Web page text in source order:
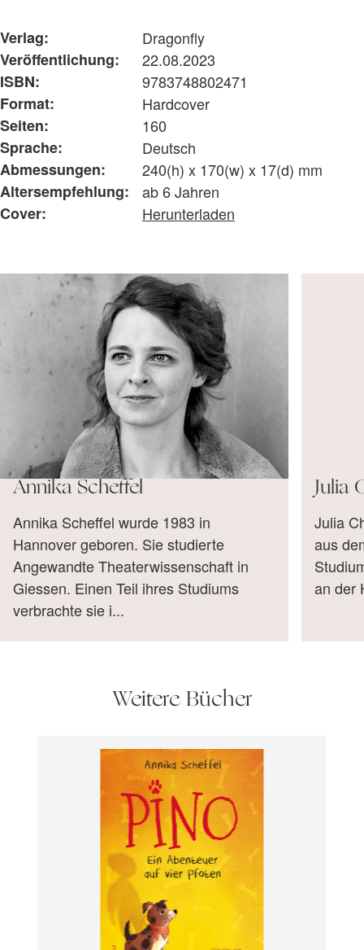
Verlag:
Dragonfly
Veröffentlichung:
22.08.2023
ISBN:
9783748802471
Format:
Hardcover
Seiten:
160
Sprache:
Deutsch
Abmessungen:
240(h) x 170(w) x 17(d) mm
Altersempfehlung:
ab 6 Jahren
Cover:
Herunterladen
Annika Scheffel
Annika Scheffel wurde 1983 in
Hannover geboren. Sie studierte
Angewandte Theaterwissenschaft in
Giessen. Einen Teil ihres Studiums
verbrachte sie i...
Julia
Julia
aus
an der
Weitere Bücher